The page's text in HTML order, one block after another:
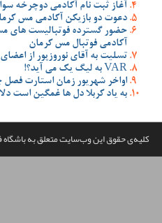
باشگاه مس کرمان
به اردوی تیم ملی نوجوانان
در اولین روز تست گیری
کادر پزشکی تیم فوتبال مس کرمان
جدید لیگ یک
خون گریه کن چون اربعین است
فرهنگی ورزشیصنعت مس کرماناست.